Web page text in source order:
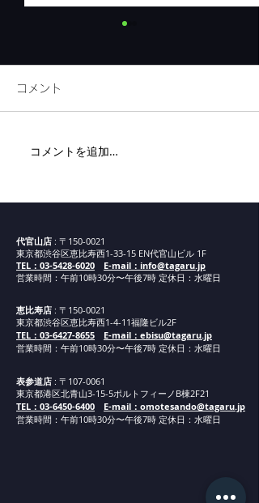
コメント
コメントを追加…
代官山店 : 〒150-0021
東京都渋谷区恵比寿西1-33-15 EN代官山ビル 1F
TEL：03-5428-6020
E-mail：info@tagaru.jp
営業時間：午前10時30分〜午後7時 定休日：水曜日
恵比寿店 : 〒150-0021
東京都渋谷区恵比寿西1-4-11福隆ビル2F
TEL：03-6427-8655
E-mail：ebisu@tagaru.jp
営業時間：午前10時30分〜午後7時 定休日：水曜日
表参道店 : 〒107-0061
東京都港区北青山3-15-5ポルトフィーノB棟2F21
TEL：03-6450-6400
E-mail：omotesando@tagaru.jp
営業時間：午前10時30分〜午後7時 定休日：水曜日